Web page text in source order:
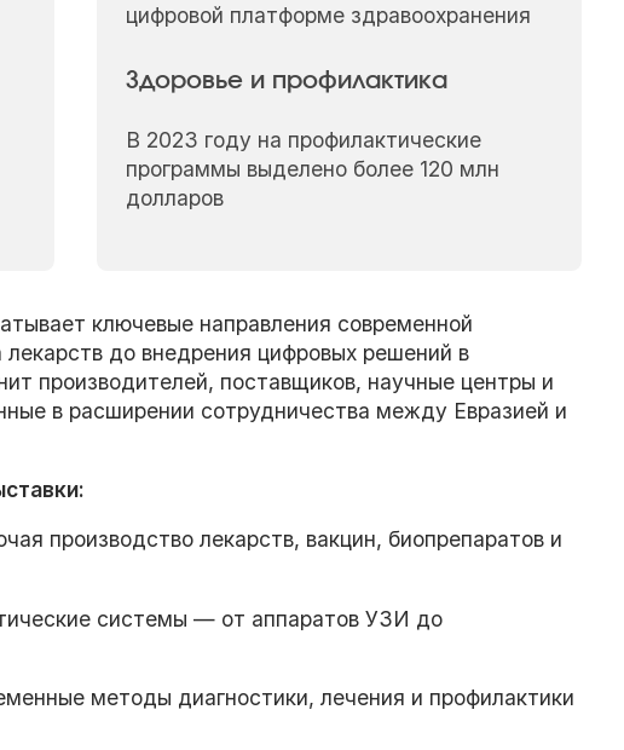
цифровой платформе здравоохранения
Здоровье и профилактика
В 2023 году на профилактические
программы выделено более 120 млн
долларов
ключевые направления современной
до внедрения цифровых решений в
производителей, поставщиков, научные центры и
в расширении сотрудничества между Евразией и
производство лекарств, вакцин, биопрепаратов и
системы — от аппаратов УЗИ до
методы диагностики, лечения и профилактики